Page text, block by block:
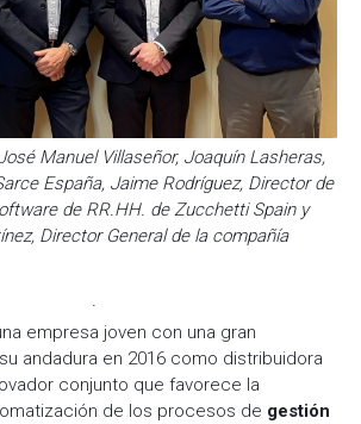
Manuel Villaseñor, Joaquín Lasheras,
España, Jaime Rodríguez, Director de
de RR.HH. de Zucchetti Spain y
Director General de la compañía
.
empresa joven con una gran
andadura en 2016 como distribuidora
conjunto que favorece la
de los procesos de gestión